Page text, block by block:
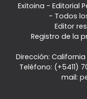
Exitoina - Editorial
- Todos
Editor
Registro de la
Dirección: California
Teléfono: (+5411)
mail: